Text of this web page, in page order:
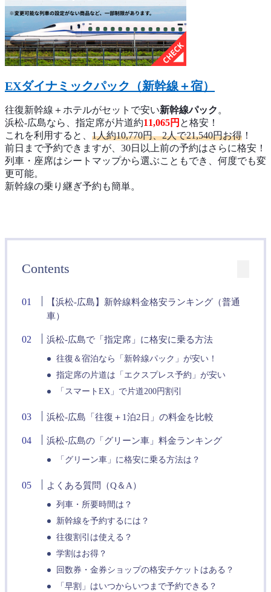
EXダイナミックパック（新幹線＋宿）
往復新幹線＋ホテルがセットで安い新幹線パック。
浜松-広島なら、指定席が片道約11,065円 と格安！
これを利用すると、 1人約10,770円、2人で21,540円お得 ！
前日まで予約できますが、30日以上前の予約はさらに格安！
列車・座席はシートマップから選ぶこともでき、何度でも変
更可能。
新幹線の乗り継ぎ予約も簡単。
Contents
【浜松-広島】新幹線料金格安ランキング（普通
車）
浜松-広島で「指定席」に格安に乗る方法
往復＆宿泊なら「新幹線パック」が安い！
指定席の片道は「エクスプレス予約」が安い
「スマートEX」で片道200円割引
浜松-広島「往復＋1泊2日」の料金を比較
浜松-広島の「グリーン車」料金ランキング
「グリーン車」に格安に乗る方法は？
よくある質問（Q＆A）
列車・所要時間は？
新幹線を予約するには？
往復割引は使える？
学割はお得？
回数券・金券ショップの格安チケットはある？
「早割」はいつからいつまで予約できる？